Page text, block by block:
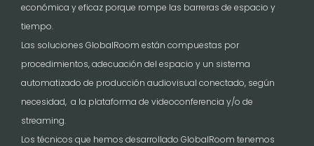
económica y eficaz porque rompe las barreras de espacio y
tiempo.
Las soluciones GlobalRoom están compuestas por
procedimientos, adecuación del espacio y un sistema
automatizado de producción audiovisual conectado, según
necesidad, a la plataforma de videoconferencia y/o de
streaming.
Los técnicos que hemos desarrollado GlobalRoom tenemos